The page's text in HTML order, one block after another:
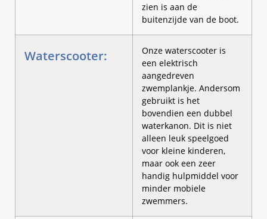
zien is aan de
buitenzijde van de boot.
Waterscooter:
Onze waterscooter is
een elektrisch
aangedreven
zwemplankje. Andersom
gebruikt is het
bovendien een dubbel
waterkanon. Dit is niet
alleen leuk speelgoed
voor kleine kinderen,
maar ook een zeer
handig hulpmiddel voor
minder mobiele
zwemmers.